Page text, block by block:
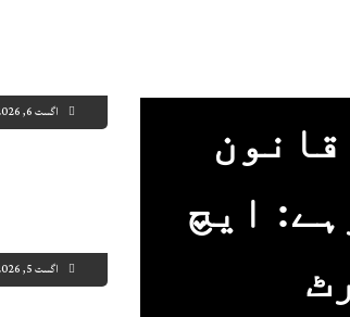
اگست 6, 2026
اگست 5, 2026
ایچ